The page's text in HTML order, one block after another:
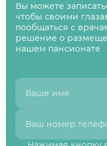
Вы можете
чтобы своими
пообщаться с
решение о
нашем пансионате